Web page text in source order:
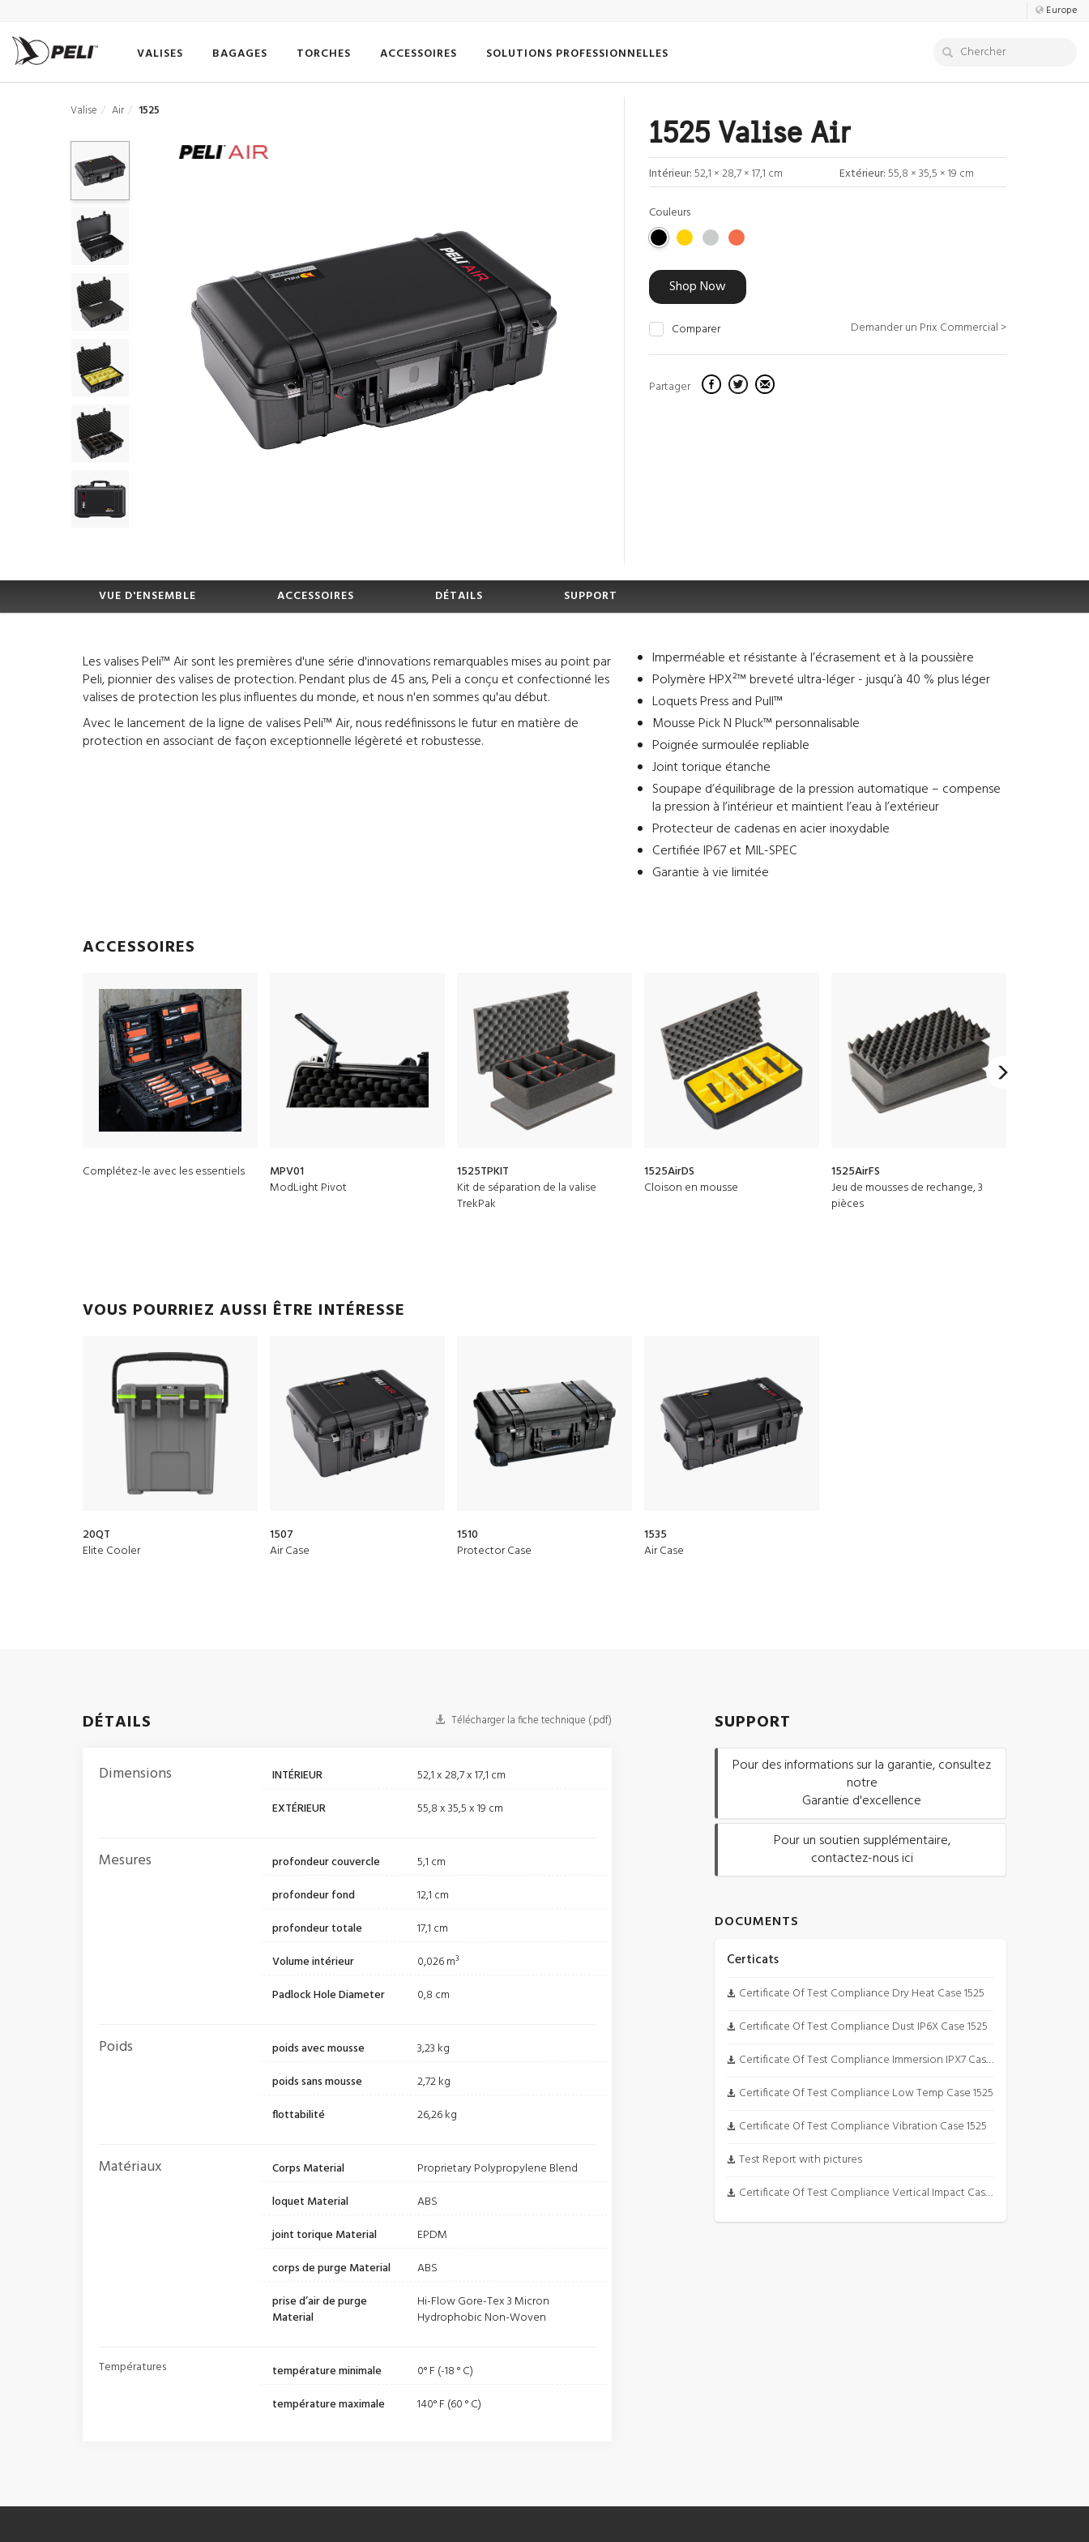
Europe
VALISES BAGAGES TORCHES ACCESSOIRES SOLUTIONS PROFESSIONNELLES
Valise Air 1525
1525 Valise Air
Intérieur:52,1 × 28,7 × 17,1 cm Extérieur:55,8 × 35,5 × 19 cm
Couleurs
Shop Now
Comparer Demander un Prix Commercial >
Partager
VUE D'ENSEMBLE ACCESSOIRES DÉTAILS SUPPORT
Les valises Peli™ Air sont les premières d'une série d'innovations remarquables mises au point par
Peli, pionnier des valises de protection. Pendant plus de 45 ans, Peli a conçu et confectionné les
valises de protection les plus influentes du monde, et nous n'en sommes qu'au début.
Avec le lancement de la ligne de valises Peli™ Air, nous redéfinissons le futur en matière de
protection en associant de façon exceptionnelle légèreté et robustesse.
Imperméable et résistante à l’écrasement et à la poussière
Polymère HPX²™ breveté ultra-léger - jusqu’à 40 % plus léger
Loquets Press and Pull™
Mousse Pick N Pluck™ personnalisable
Poignée surmoulée repliable
Joint torique étanche
Soupape d’équilibrage de la pression automatique – compense
la pression à l’intérieur et maintient l’eau à l’extérieur
Protecteur de cadenas en acier inoxydable
Certifiée IP67 et MIL-SPEC
Garantie à vie limitée
ACCESSOIRES
Complétez-le avec les essentiels
MPV01
ModLight Pivot
1525TPKIT
Kit de séparation de la valise
TrekPak
1525AirDS
Cloison en mousse
1525AirFS
Jeu de mousses de rechange, 3
pièces
VOUS POURRIEZ AUSSI ÊTRE INTÉRESSE
20QT
Elite Cooler
1507
Air Case
1510
Protector Case
1535
Air Case
DÉTAILS Télécharger la fiche technique (.pdf)
Dimensions INTÉRIEUR
52,1 x 28,7 x 17,1 cm
EXTÉRIEUR
55,8 x 35,5 x 19 cm
Mesures profondeur couvercle
5,1 cm
profondeur fond
12,1 cm
profondeur totale
17,1 cm
Volume intérieur
0,026 m³
Padlock Hole Diameter
0,8 cm
Poids poids avec mousse
3,23 kg
poids sans mousse
2,72 kg
flottabilité
26,26 kg
Matériaux Corps Material
Proprietary Polypropylene Blend
loquet Material
ABS
joint torique Material
EPDM
corps de purge Material
ABS
prise d’air de purge
Material
Hi-Flow Gore-Tex 3 Micron
Hydrophobic Non-Woven
Températures température minimale
0° F (-18 ° C)
température maximale
140° F (60 ° C)
SUPPORT
Pour des informations sur la garantie, consultez
notre
Garantie d'excellence
Pour un soutien supplémentaire,
contactez-nous ici
DOCUMENTS
Certicats
Certificate Of Test Compliance Dry Heat Case 1525
Certificate Of Test Compliance Dust IP6X Case 1525
Certificate Of Test Compliance Immersion IPX7 Case 1525
Certificate Of Test Compliance Low Temp Case 1525
Certificate Of Test Compliance Vibration Case 1525
Test Report with pictures
Certificate Of Test Compliance Vertical Impact Case 1525